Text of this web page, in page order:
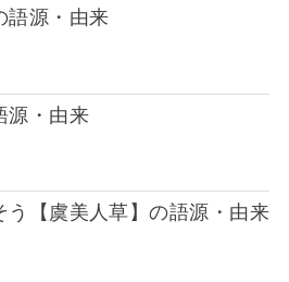
語源・由来
源・由来
う【虞美人草】の語源・由来